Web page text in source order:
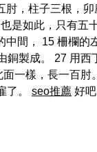
，柱子三根，
是如此，只有五
間， 15 柵欄的
製成。 27 用西
一樣，長一百肘
了。 seo推薦 好